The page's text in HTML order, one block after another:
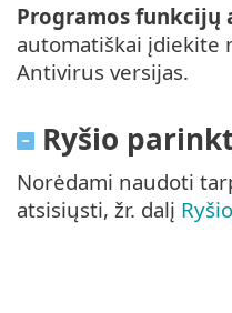
Programos funkcijų
automatiškai įdiekite
Antivirus versijas.
Ryšio
Norėdami naudoti
atsisiųsti, žr. dalį